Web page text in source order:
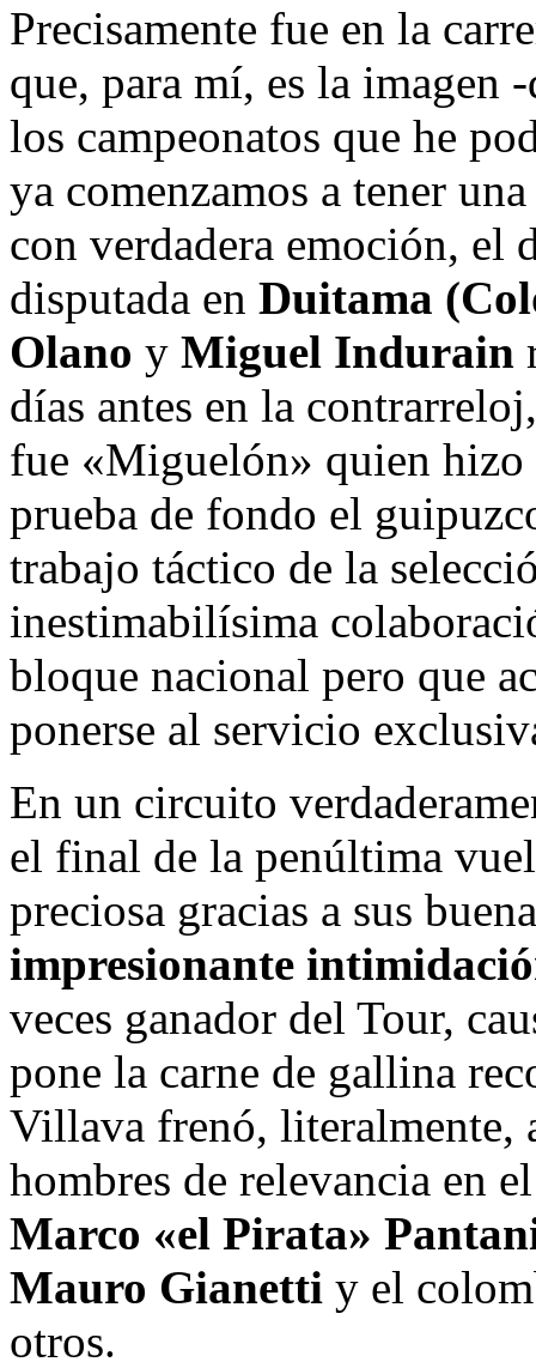
Precisamente fue en la
que, para mí, es la imagen
los campeonatos que he
ya comenzamos a tener
con verdadera emoción, el
disputada en Duitama
Olano y Miguel Indurain
días antes en la
fue «Miguelón» quien hizo
prueba de fondo el
trabajo táctico de la
inestimabilísima
bloque nacional pero que
ponerse al servicio
En un circuito
el final de la penúltima
preciosa gracias a sus
impresionante
veces ganador del Tour,
pone la carne de gallina
Villava frenó, literalmente,
hombres de relevancia en
Marco «el Pirata»
Mauro Gianetti y el
otros.